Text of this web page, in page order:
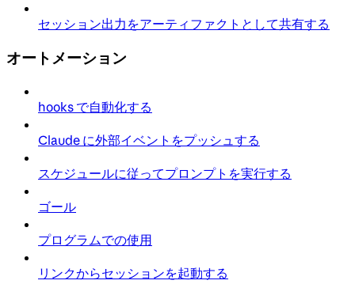
セッション出力をアーティファクトとして共有する
オートメーション
hooks で自動化する
Claude に外部イベントをプッシュする
スケジュールに従ってプロンプトを実行する
ゴール
プログラムでの使用
リンクからセッションを起動する